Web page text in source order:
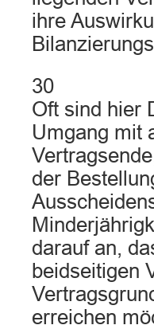
ihre
30
Oft sind hier
Umgang mit
der
darauf an,
beidseitigen
erreichen